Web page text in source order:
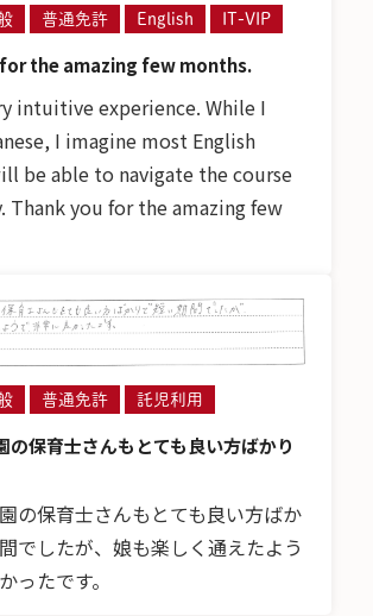
普通免許 English IT-VIP
the amazing few months.
intuitive experience. While I
I imagine most English
be able to navigate the course
Thank you for the amazing few
普通免許 託児利用
の保育士さんもとても良い方ばかり
の保育士さんもとても良い方ばか
でしたが、娘も楽しく通えたよう
ったです。